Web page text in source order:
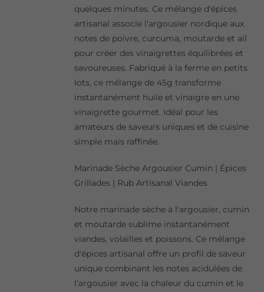
quelques minutes. Ce mélange d'épices
artisanal associe l'argousier nordique aux
notes de poivre, curcuma, moutarde et ail
pour créer des vinaigrettes équilibrées et
savoureuses. Fabriqué à la ferme en petits
lots, ce mélange de 45g transforme
instantanément huile et vinaigre en une
vinaigrette gourmet. Idéal pour les
amateurs de saveurs uniques et de cuisine
simple mais raffinée.
Marinade Sèche Argousier Cumin | Épices
Grillades | Rub Artisanal Viandes
Notre marinade sèche à l'argousier, cumin
et moutarde sublime instantanément
viandes, volailles et poissons. Ce mélange
d'épices artisanal offre un profil de saveur
unique combinant les notes acidulées de
l'argousier avec la chaleur du cumin et le